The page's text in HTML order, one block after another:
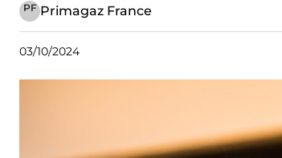
PF Primagaz France
03/10/2024